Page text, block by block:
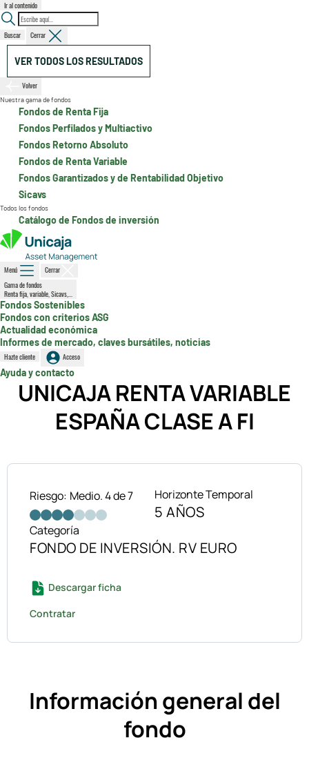
Ir al contenido
Buscar Cerrar
VER TODOS LOS RESULTADOS
Volver
Nuestra gama de fondos
Fondos de Renta Fija
Fondos Perfilados y Multiactivo
Fondos Retorno Absoluto
Fondos de Renta Variable
Fondos Garantizados y de Rentabilidad Objetivo
Sicavs
Todos los fondos
Catálogo de Fondos de inversión
Menú
Cerrar
Gama de fondos
Renta fija, variable, Sicavs,...
Fondos Sostenibles
Fondos con criterios ASG
Actualidad económica
Informes de mercado, claves bursátiles, noticias
Hazte cliente Acceso
Ayuda y contacto
UNICAJA RENTA VARIABLE
ESPAÑA CLASE A FI
Riesgo: Medio. 4 de 7 Horizonte Temporal
5 AÑOS
Categoría
FONDO DE INVERSIÓN. RV EURO
Descargar ficha
Contratar
Información general del
fondo